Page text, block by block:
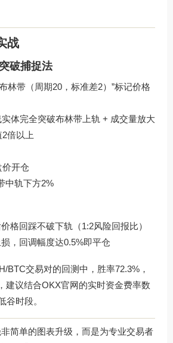
战
破捕捉法
布林带（周期20，标准差2）”标记价格
实体完全突破布林带上轨 + 成交量放大
倍以上
开仓
中轨下方2%
格回踩不破下轨（1:2风险回报比）
，回调幅度达0.5%即平仓
BTC交易对的回测中，胜率72.3%，
建议结合OKX官网的实时资金费率数
谷时段。
简单的图表升级，而是为专业交易者